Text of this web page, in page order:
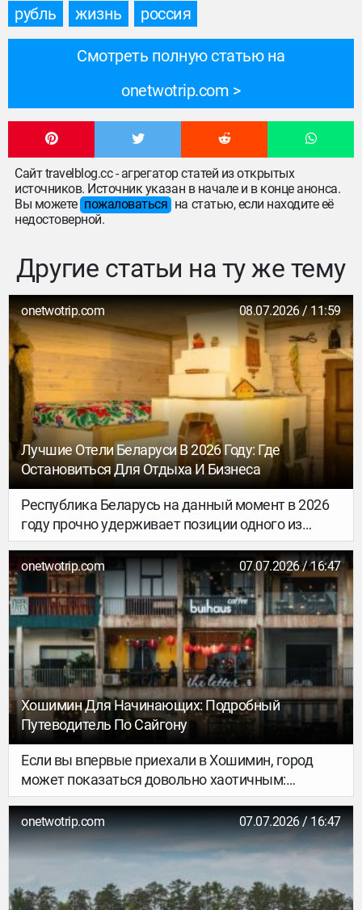
рубль
жизнь россия
Смотреть полную статью на
onetwotrip.com
Сайт travelblog.cc - агрегатор статей из открытых
источников. Источник указан в начале и в конце анонса.
Вы можете пожаловаться на статью, если находите её
недостоверной.
Другие статьи на ту же тему
onetwotrip.com 08.07.2026 / 11:59
Лучшие Отели Беларуси В 2026 Году: Где
Остановиться Для Отдыха И Бизнеса
Республика Беларусь на данный момент в 2026
году прочно удерживает позиции одного из
самых востребованных, комфортных и
доступных направлений для путешествий.
Современный туризм здесь развивается
стремительными темпами, а гостиничная
индустрия предлагает гостям высочайший
уровень сервиса, способный приятно удивить
даже самых искушённых путешественников.
onetwotrip.com 07.07.2026 / 16:47
Хошимин Для Начинающих: Подробный
Путеводитель По Сайгону
Если вы впервые приехали в Хошимин, город
может показаться довольно хаотичным:
плотный поток байков, современные высотки,
старые кварталы и шумные рынки. Из-за этого
многие путешественники проводят в городе
всего пару дней, ограничиваясь несколькими
популярными достопримечательностями. Но
именно Хошимин помогает лучше понять
onetwotrip.com 07.07.2026 / 16:47